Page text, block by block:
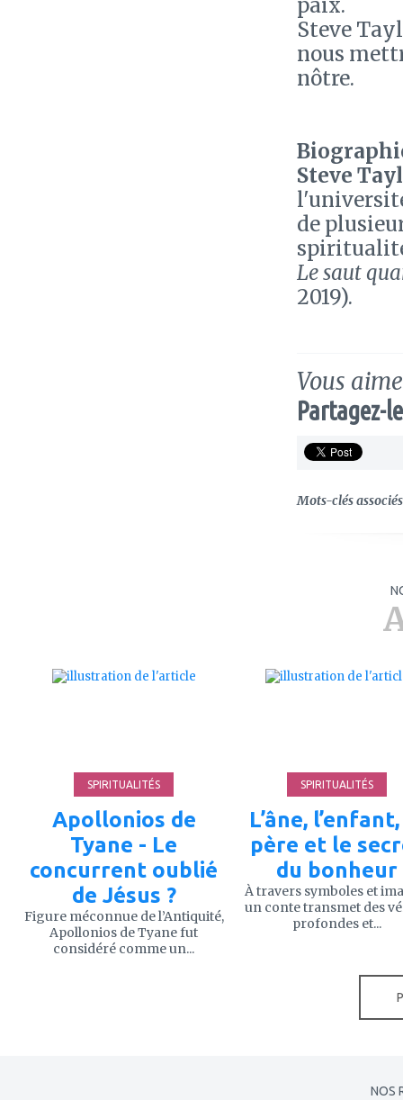
paix.
Steve
nous
nôtre.
Steve
de
Le saut
2019).
Vous
Partagez-
Mots-clés
SPIRITUALITÉS
Apollonios de
Tyane - Le
concurrent oublié
de Jésus ?
Figure méconnue de l’Antiquité,
Apollonios de Tyane fut
considéré comme un...
SPIRITUALITÉS
L’âne,
père et le
du bonheur
À travers symboles et
un conte transmet des
profondes et...
NOS